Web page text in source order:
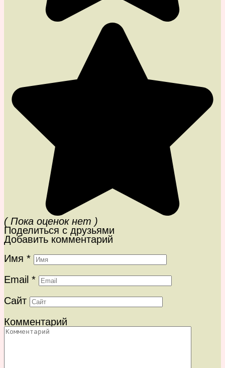
( Пока оценок нет )
Поделиться с друзьями
Добавить комментарий
Имя *
Email *
Сайт
Комментарий